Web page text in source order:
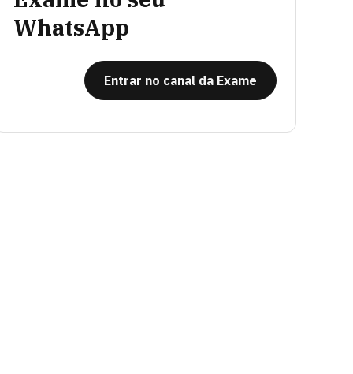
WhatsApp
Entrar no canal da Exame